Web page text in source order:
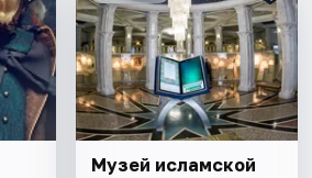
Музей исламской